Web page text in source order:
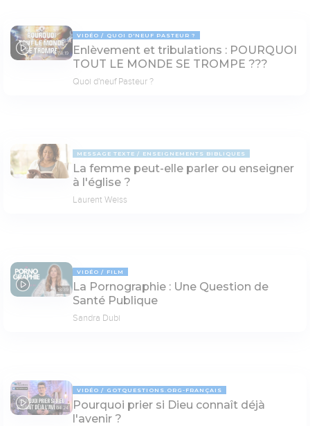
78:19
VIDÉO QUOI D'NEUF PASTEUR ?
Enlèvement et tribulations : POURQUOI
TOUT LE MONDE SE TROMPE ???
Quoi d'neuf Pasteur ?
MESSAGE TEXTE ENSEIGNEMENTS BIBLIQUES
La femme peut-elle parler ou enseigner
à l'église ?
Laurent Weiss
18:39
VIDÉO FILM
La Pornographie : Une Question de
Santé Publique
Sandra Dubi
04:24
VIDÉO GOTQUESTIONS.ORG-FRANÇAIS
Pourquoi prier si Dieu connaît déjà
l'avenir ?